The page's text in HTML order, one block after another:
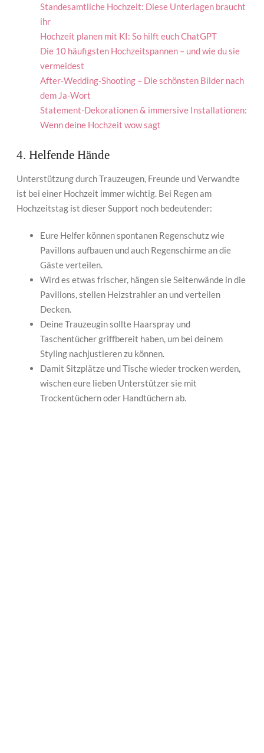
Standesamtliche Hochzeit: Diese Unterlagen braucht
ihr
Hochzeit planen mit KI: So hilft euch ChatGPT
Die 10 häufigsten Hochzeitspannen – und wie du sie
vermeidest
After-Wedding-Shooting – Die schönsten Bilder nach
dem Ja-Wort
Statement-Dekorationen & immersive Installationen:
Wenn deine Hochzeit wow sagt
4. Helfende Hände
Unterstützung durch Trauzeugen, Freunde und Verwandte
ist bei einer Hochzeit immer wichtig. Bei Regen am
Hochzeitstag ist dieser Support noch bedeutender:
Eure Helfer können spontanen Regenschutz wie
Pavillons aufbauen und auch Regenschirme an die
Gäste verteilen.
Wird es etwas frischer, hängen sie Seitenwände in die
Pavillons, stellen Heizstrahler an und verteilen
Decken.
Deine Trauzeugin sollte Haarspray und
Taschentücher griffbereit haben, um bei deinem
Styling nachjustieren zu können.
Damit Sitzplätze und Tische wieder trocken werden,
wischen eure lieben Unterstützer sie mit
Trockentüchern oder Handtüchern ab.